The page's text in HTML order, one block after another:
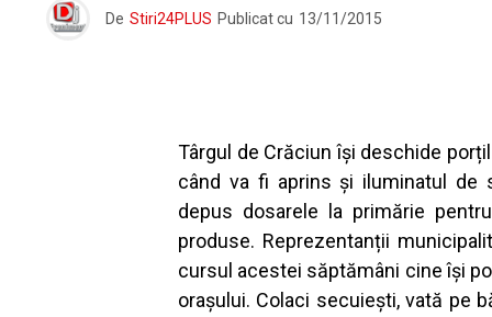
De Stiri24PLUS Publicat cu 13/11/2015
Târgul de Crăciun își deschide
când va fi aprins și iluminatul de
depus dosarele la primărie
produse. Reprezentanții
cursul acestei săptămâni cine își
orașului. Colaci secuiești, vată pe